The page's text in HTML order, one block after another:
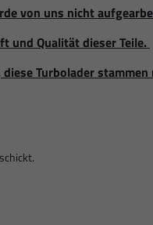
von uns nicht
und Qualität dieser Teile.
Turbolader stammen